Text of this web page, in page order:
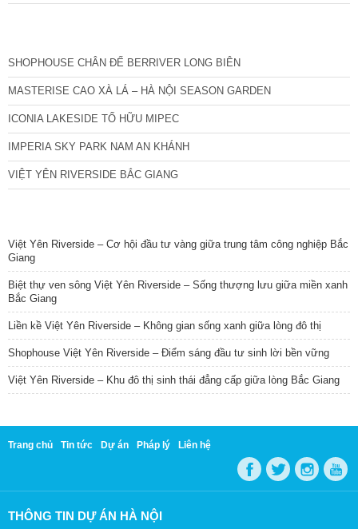
SHOPHOUSE CHÂN ĐẾ BERRIVER LONG BIÊN
MASTERISE CAO XÀ LÁ – HÀ NỘI SEASON GARDEN
ICONIA LAKESIDE TỐ HỮU MIPEC
IMPERIA SKY PARK NAM AN KHÁNH
VIỆT YÊN RIVERSIDE BẮC GIANG
Việt Yên Riverside – Cơ hội đầu tư vàng giữa trung tâm công nghiệp Bắc
Giang
Biệt thự ven sông Việt Yên Riverside – Sống thượng lưu giữa miền xanh
Bắc Giang
Liền kề Việt Yên Riverside – Không gian sống xanh giữa lòng đô thị
Shophouse Việt Yên Riverside – Điểm sáng đầu tư sinh lời bền vững
Việt Yên Riverside – Khu đô thị sinh thái đẳng cấp giữa lòng Bắc Giang
Trang chủ Tin tức Dự án Pháp lý Liên hệ
THÔNG TIN DỰ ÁN HÀ NỘI